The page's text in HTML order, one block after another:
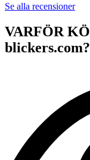
Se alla recensioner
VARFÖR
blickers.com?